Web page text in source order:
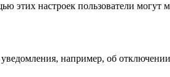
этих настроек пользователи могут
например, об отключении